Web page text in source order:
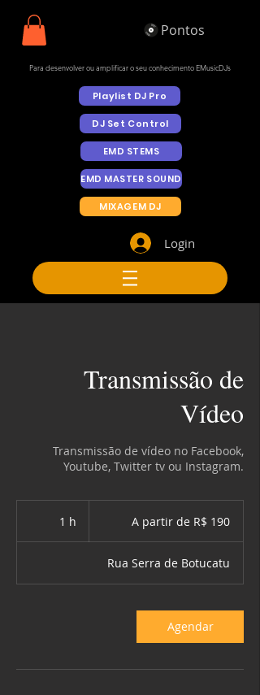
Pontos
Para desenvolver ou amplificar o seu conhecimento EMusicDJs
Playlist DJ Pro
DJ Set Control
EMD STEMS
EMD MASTER SOUND
MIXAGEM DJ
Login
Transmissão de
Vídeo
Transmissão de vídeo no Facebook,
Youtube, Twitter tv ou Instagram.
1 h
Reais
A partir de R$ 190
Rua Serra de Botucatu
Agendar